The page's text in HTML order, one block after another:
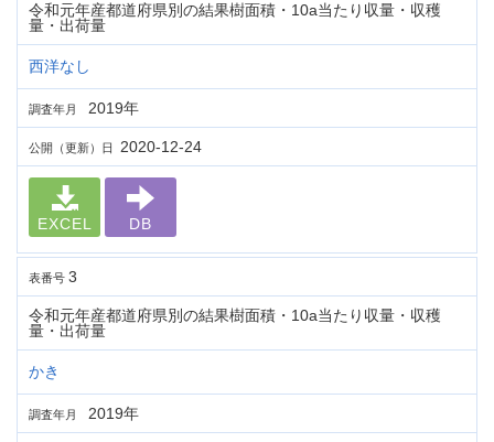
令和元年産都道府県別の結果樹面積・10a当たり収量・収穫
量・出荷量
西洋なし
調査年月 2019年
公開（更新）日 2020-12-24
EXCEL DB
表番号 3
令和元年産都道府県別の結果樹面積・10a当たり収量・収穫
量・出荷量
かき
調査年月 2019年